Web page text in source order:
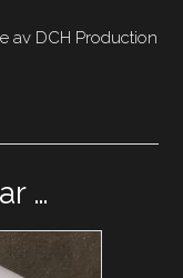
av DCH Production
…